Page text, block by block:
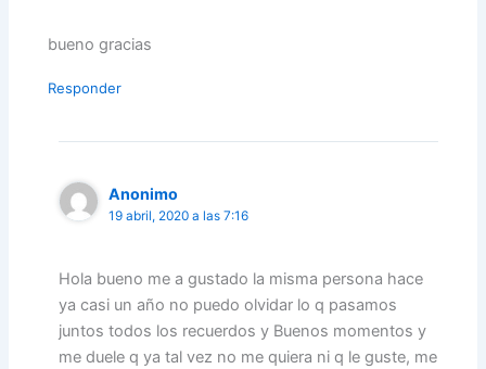
bueno gracias
Responder
Anonimo
19 abril, 2020 a las 7:16
Hola bueno me a gustado la misma persona hace
ya casi un año no puedo olvidar lo q pasamos
juntos todos los recuerdos y Buenos momentos y
me duele q ya tal vez no me quiera ni q le guste, me